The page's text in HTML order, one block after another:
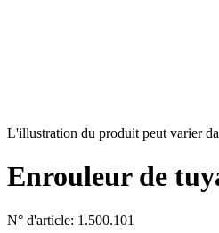
L'illustration du produit peut varier
Enrouleur de
N° d'article: 1.500.101